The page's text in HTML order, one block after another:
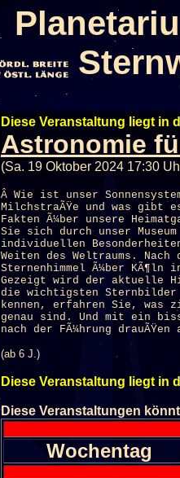
Diese Veranstaltung liegt in
Astronomie
(Sa. 19 Oktober 2024 17:30
Â Wie ist unser
MilchstraÃŸe und was gibt
Fakten Ã¼ber unsere
Sie sich durch unser
individuellen
Weiten des Weltraums. Nach
Sternenhimmel Ã¼ber KÃ¶ln
Gezeigt wird der aktuelle
die wichtigsten Sternbilder
kennen, erfahren Sie, was
genau sind. Und mit ein
nach der FÃ¼hrung
(ab 6 J.)
Diese Veranstaltung liegt in
Diese Veranstaltungen
Wochentag